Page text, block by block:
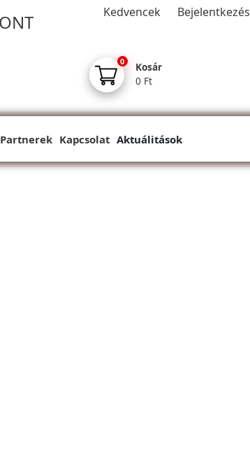
Kedvencek Bejelentkezés
0
Kosár
0 Ft
Partnerek Kapcsolat Aktuálitások